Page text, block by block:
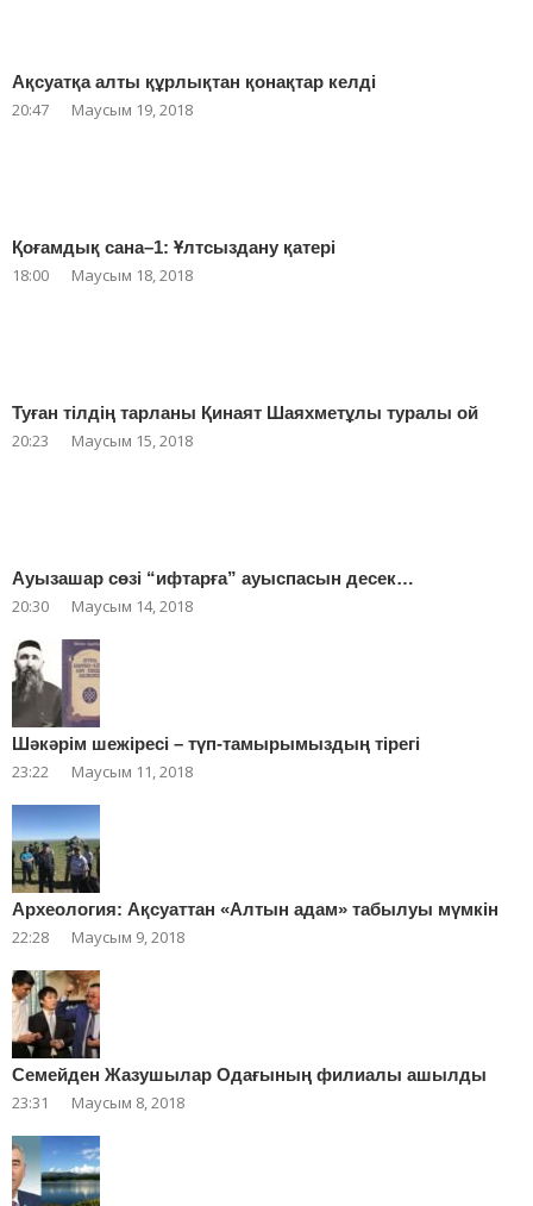
Ақсуатқа алты құрлықтан қонақтар келді
20:47 Маусым 19, 2018
Қоғамдық сана–1: Ұлтсыздану қатері
18:00 Маусым 18, 2018
Туған тілдің тарланы Қинаят Шаяхметұлы туралы ой
20:23 Маусым 15, 2018
Ауызашар сөзі “ифтарға” ауыспасын десек…
20:30 Маусым 14, 2018
Шәкәрім шежіресі – түп-тамырымыздың тірегі
23:22 Маусым 11, 2018
Археология: Ақсуаттан «Алтын адам» табылуы мүмкін
22:28 Маусым 9, 2018
Cемейден Жазушылар Одағының филиалы ашылды
23:31 Маусым 8, 2018